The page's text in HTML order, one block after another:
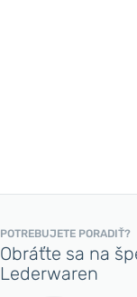
POTREBUJETE PORADIŤ?
Obráťte sa na
Lederwaren